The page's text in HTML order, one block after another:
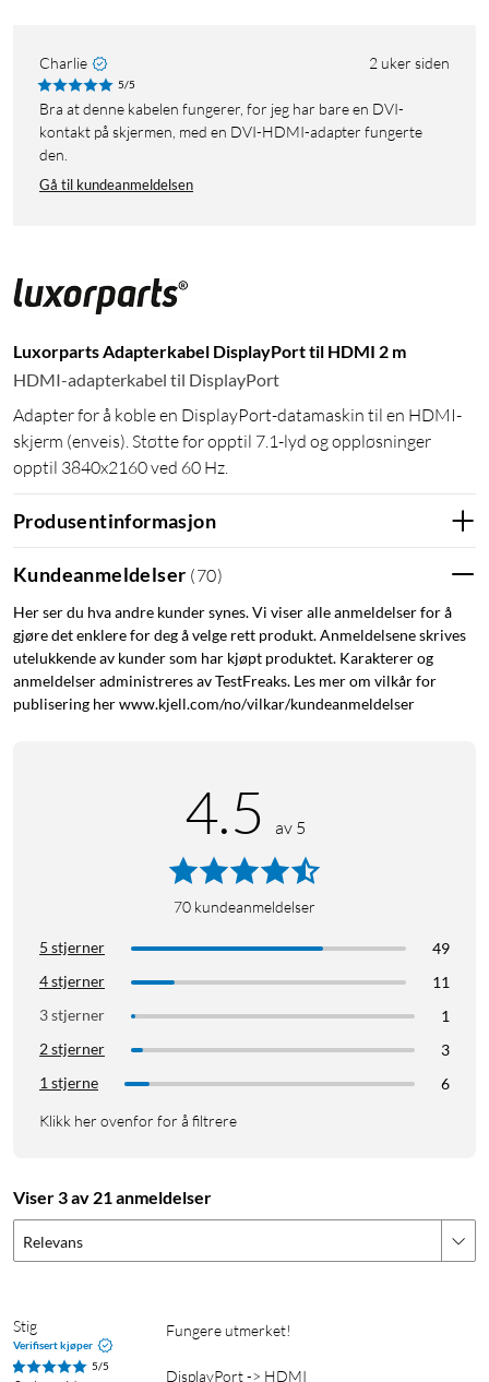
Charlie 2 uker siden
5/5
Bra at denne kabelen fungerer, for jeg har bare en DVI-
kontakt på skjermen, med en DVI-HDMI-adapter fungerte
den.
Gå til kundeanmeldelsen
Luxorparts Adapterkabel DisplayPort til HDMI 2 m
HDMI-adapterkabel til DisplayPort
Adapter for å koble en DisplayPort-datamaskin til en HDMI-
skjerm (enveis). Støtte for opptil 7.1-lyd og oppløsninger
opptil 3840x2160 ved 60 Hz.
Produsentinformasjon
Kundeanmeldelser (70)
Her ser du hva andre kunder synes. Vi viser alle anmeldelser for å
gjøre det enklere for deg å velge rett produkt. Anmeldelsene skrives
utelukkende av kunder som har kjøpt produktet. Karakterer og
anmeldelser administreres av TestFreaks. Les mer om vilkår for
publisering her www.kjell.com/no/vilkar/kundeanmeldelser
4.5 av 5
70 kundeanmeldelser
5 stjerner
49
4 stjerner
11
3 stjerner
1
2 stjerner
3
1 stjerne
6
Klikk her ovenfor for å filtrere
Viser 3 av 21 anmeldelser
Relevans
Stig
Verifisert kjøper
5/5
Fungere utmerket!
DisplayPort -> HDMI